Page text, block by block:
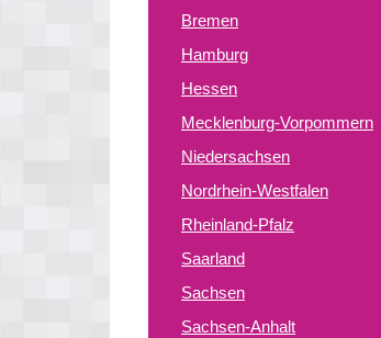
Bremen
Hamburg
Hessen
Mecklenburg-Vorpommern
Niedersachsen
Nordrhein-Westfalen
Rheinland-Pfalz
Saarland
Sachsen
Sachsen-Anhalt